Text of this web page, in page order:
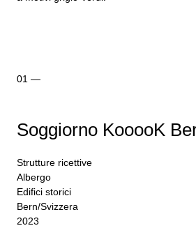
Soggiorno KooooK
Strutture ricettive
Albergo
Edifici storici
Bern/Svizzera
2023